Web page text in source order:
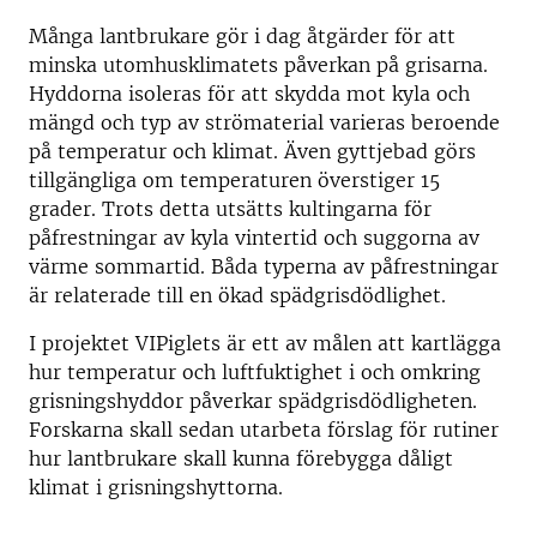
Många lantbrukare gör i dag åtgärder för att
minska utomhusklimatets påverkan på grisarna.
Hyddorna isoleras för att skydda mot kyla och
mängd och typ av strömaterial varieras beroende
på temperatur och klimat. Även gyttjebad görs
tillgängliga om temperaturen överstiger 15
grader. Trots detta utsätts kultingarna för
påfrestningar av kyla vintertid och suggorna av
värme sommartid. Båda typerna av påfrestningar
är relaterade till en ökad spädgrisdödlighet.
I projektet VIPiglets är ett av målen att kartlägga
hur temperatur och luftfuktighet i och omkring
grisningshyddor påverkar spädgrisdödligheten.
Forskarna skall sedan utarbeta förslag för rutiner
hur lantbrukare skall kunna förebygga dåligt
klimat i grisningshyttorna.